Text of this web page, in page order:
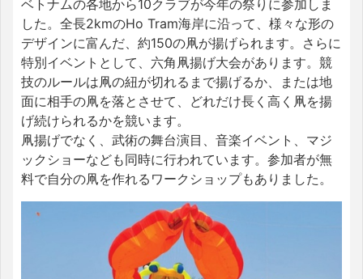
ベトナムの各地から10クラブが今年の祭りに参加しま
した。全長2kmのHo Tram海岸に沿って、様々な形の
デザインに富んだ、約150の凧が揚げられます。さらに
特別イベントとして、六角凧揚げ大会があります。競
技のルールは凧の紐が切れるまで揚げるか、または地
面に相手の凧を落とさせて、どれだけ長く高く凧を揚
げ続けられるかを競います。
凧揚げでなく、武術の舞台演目、音楽イベント、マジ
ックショーなども同時に行われています。参加者が無
料で自分の凧を作れるワークショップもありました。